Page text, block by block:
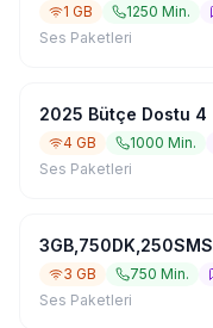
1 GB 1250 Min.
Ses Paketleri
2025 Bütçe Dostu 4
4 GB 1000 Min.
Ses Paketleri
3GB,750DK,250SMS
3 GB 750 Min.
Ses Paketleri